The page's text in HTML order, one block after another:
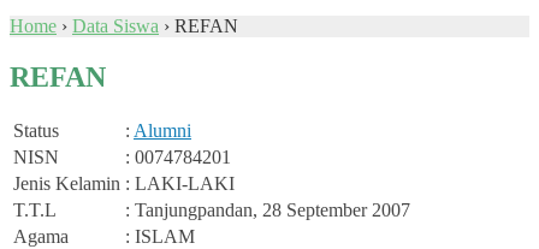
Home › Data Siswa › REFAN
REFAN
Status : Alumni
NISN
: 0074784201
Jenis Kelamin : LAKI-LAKI
T.T.L
: Tanjungpandan, 28 September 2007
Agama
: ISLAM